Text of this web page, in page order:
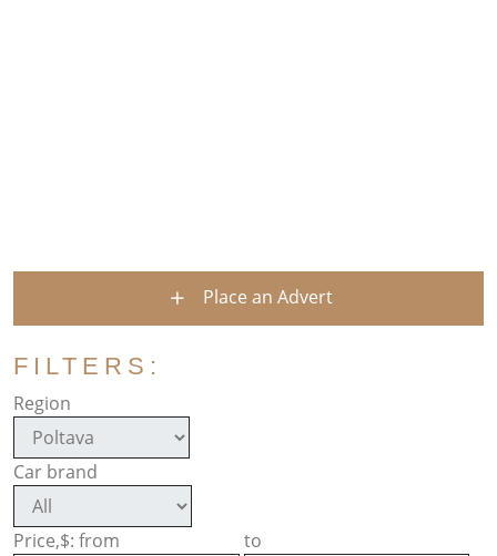
Place an Advert
FILTERS:
Region
Car brand
Price,$: from to